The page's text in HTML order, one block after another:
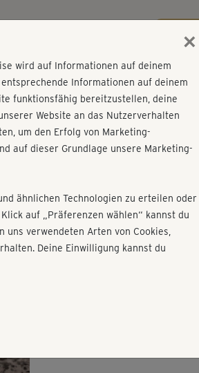
Gratis
Fragen, Antworten,
K
Katrin310
sehr schön und entspannend
×
wird auf Informationen auf deinem
Informationen auf deinem
funktionsfähig bereitzustellen, deine
Website an das Nutzerverhalten
um den Erfolg von Marketing-
auf dieser Grundlage unsere Marketing-
ähnlichen Technologien zu erteilen oder
auf „Präferenzen wählen“ kannst du
verwendeten Arten von Cookies,
Deine Einwilligung kannst du